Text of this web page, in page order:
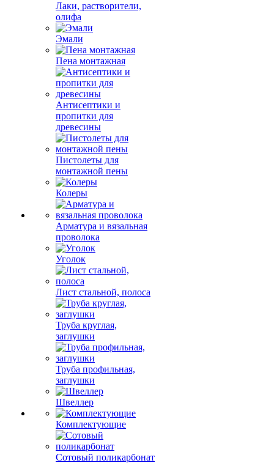
Лаки, растворители,
олифа
Эмали
Пена монтажная
Антисептики и
пропитки для
древесины
Пистолеты для
монтажной пены
Колеры
Арматура и вязальная
проволока
Уголок
Лист стальной, полоса
Труба круглая,
заглушки
Труба профильная,
заглушки
Швеллер
Комплектующие
Сотовый поликарбонат